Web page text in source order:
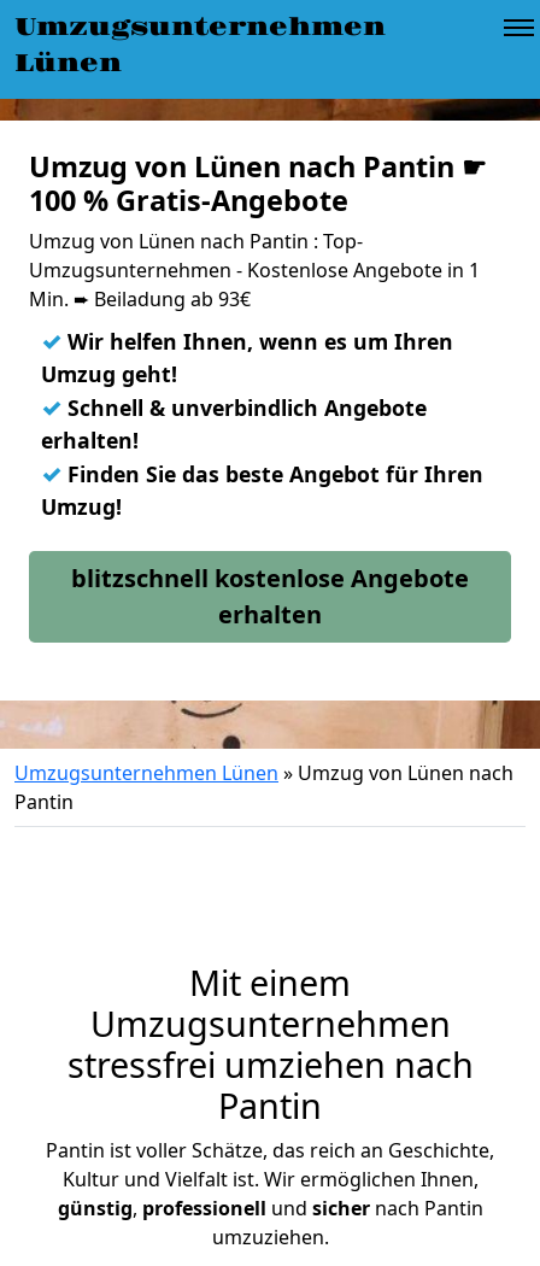
Umzugsunternehmen
Lünen
Umzug von Lünen nach Pantin ☛
100 % Gratis-Angebote
Umzug von Lünen nach Pantin : Top-
Umzugsunternehmen - Kostenlose Angebote in 1
Min. ➨ Beiladung ab 93€
✓ Wir helfen Ihnen, wenn es um Ihren
Umzug geht!
✓ Schnell & unverbindlich Angebote
erhalten!
✓ Finden Sie das beste Angebot für Ihren
Umzug!
blitzschnell kostenlose Angebote
erhalten
Umzugsunternehmen Lünen » Umzug von Lünen nach
Pantin
Mit einem
Umzugsunternehmen
stressfrei umziehen nach
Pantin
Pantin ist voller Schätze, das reich an Geschichte,
Kultur und Vielfalt ist. Wir ermöglichen Ihnen,
günstig, professionell und sichernach Pantin
umzuziehen.